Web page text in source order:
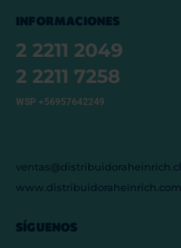
INFORMACIONES
2 2211 2049
2 2211 7258
WSP +56957642249
ventas@distribuidoraheinrich.cl
www.distribuidoraheinrich.com
SÍGUENOS